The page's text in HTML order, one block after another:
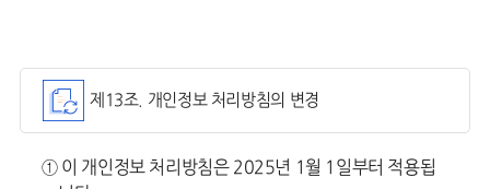
제13조. 개인정보 처리방침의 변경
① 이 개인정보 처리방침은 2025년 1월 1일부터 적용됩